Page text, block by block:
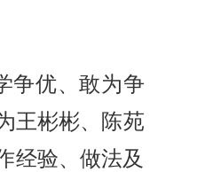
争优、敢为争
王彬彬、陈苑
经验、做法及